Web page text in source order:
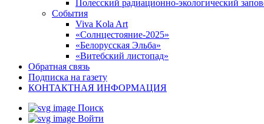
Полесский радиационно-экологический
События
Viva Kola Art
«Солнцестояние-2025»
«Белорусская Эльба»
«Витебский листопад»
Обратная связь
Подписка на газету
КОНТАКТНАЯ ИНФОРМАЦИЯ
Поиск
Войти